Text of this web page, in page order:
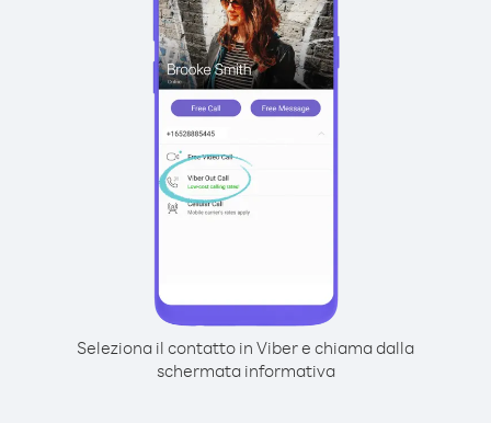
Seleziona il contatto in Viber e chiama dalla
schermata informativa